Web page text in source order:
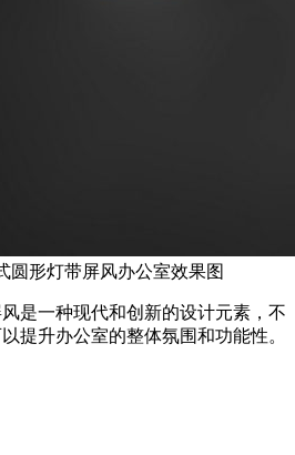
圆形灯带屏风办公室效果图
是一种现代和创新的设计元素，不
提升办公室的整体氛围和功能性。